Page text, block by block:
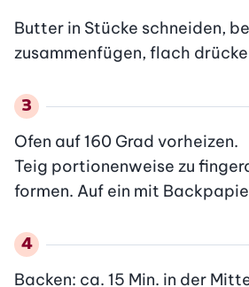
Butter in Stücke schneiden,
zusammenfügen, flach
Ofen auf 160 Grad vorheizen.
Teig portionenweise zu
formen. Auf ein mit
Backen: ca. 15 Min. in der